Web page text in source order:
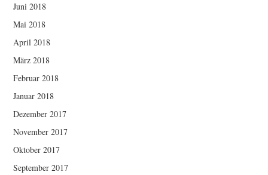
Juni 2018
Mai 2018
April 2018
März 2018
Februar 2018
Januar 2018
Dezember 2017
November 2017
Oktober 2017
September 2017